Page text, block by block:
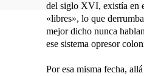
del siglo XVI, existía en
«libres», lo que
mejor dicho nunca
ese sistema opresor
Por esa misma fecha,